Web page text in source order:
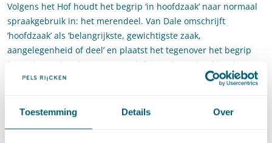
Toestemming Details Over
Volgens het Hof houdt het begrip ‘in hoofdzaak’ naar normaal
spraakgebruik in: het merendeel. Van Dale omschrijft
‘hoofdzaak’ als ‘belangrijkste, gewichtigste zaak,
aangelegenheid of deel’ en plaatst het tegenover het begrip
‘bijzaak’. Dat betekent niet per definitie dat ‘in hoofdzaak’ meer
dan 50% betekent, maar het vormt daartoe volgens het Hof wel
belang dat een andere uitleg ertoe zou leiden dat zelfs een